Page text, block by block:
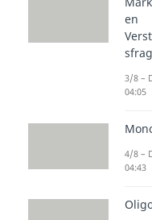
auf
um
und
en
3/8 –
04:05
4/8 –
04:43